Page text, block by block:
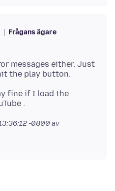
Frågans ägare
messages either. Just
fine if I load the
-0800 av